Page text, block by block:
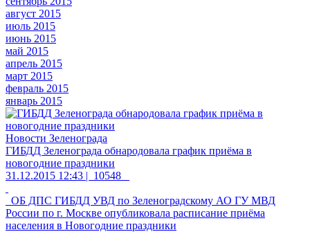
август 2015
июль 2015
июнь 2015
май 2015
апрель 2015
март 2015
февраль 2015
январь 2015
Новости Зеленограда
ГИБДД Зеленограда обнародовала график приёма в
новогодние праздники
31.12.2015 12:43 | 10548
ОБ ДПС ГИБДД УВД по Зеленоградскому АО ГУ МВД
России по г. Москве опубликовала расписание приёма
населения в Новогодние праздники